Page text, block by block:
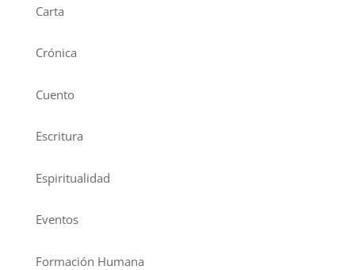
Carta
Crónica
Cuento
Escritura
Espiritualidad
Eventos
Formación Humana